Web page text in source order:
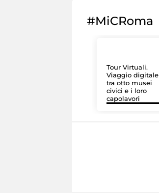
#MiCRoma
Tour Virtuali.
Viaggio digitale
tra otto musei
civici e i loro
capolavori